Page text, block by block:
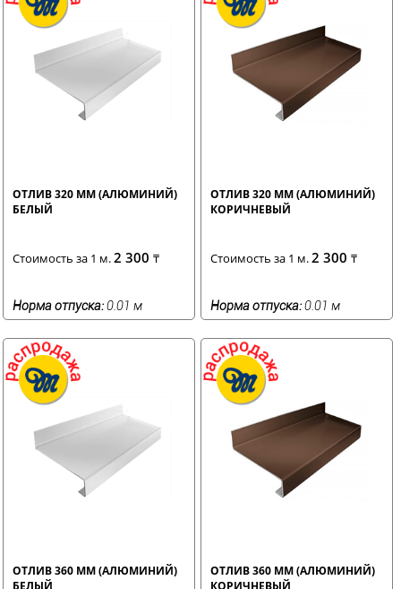
ОТЛИВ 320 ММ (АЛЮМИНИЙ)
БЕЛЫЙ
Стоимость за 1 м.2 300 ₸
Норма отпуска:0.01 м
ОТЛИВ 320 ММ (АЛЮМИНИЙ)
КОРИЧНЕВЫЙ
Стоимость за 1 м.2 300₸
Норма отпуска:0.01 м
ОТЛИВ 360 ММ (АЛЮМИНИЙ)
БЕЛЫЙ
ОТЛИВ 360 ММ (АЛЮМИНИЙ)
КОРИЧНЕВЫЙ